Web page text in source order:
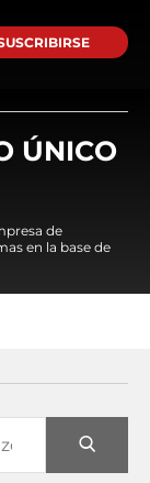
ÚNICO
de
en la base de